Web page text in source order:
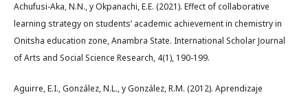
Achufusi-Aka, N.N., y Okpanachi, E.E. (2021). Effect of collaborative
learning strategy on students’ academic achievement in chemistry in
Onitsha education zone, Anambra State. International Scholar Journal
of Arts and Social Science Research, 4(1), 190-199.
Aguirre, E.I., González, N.L., y González, R.M. (2012). Aprendizaje